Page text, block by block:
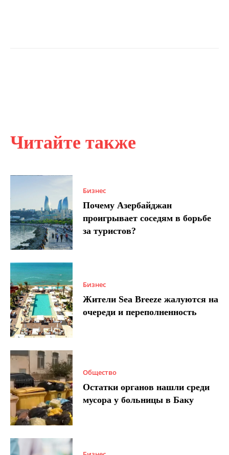
Читайте также
Бизнес
Почему Азербайджан
проигрывает соседям в борьбе
за туристов?
Бизнес
Жители Sea Breeze жалуются на
очереди и переполненность
Общество
Остатки органов нашли среди
мусора у больницы в Баку